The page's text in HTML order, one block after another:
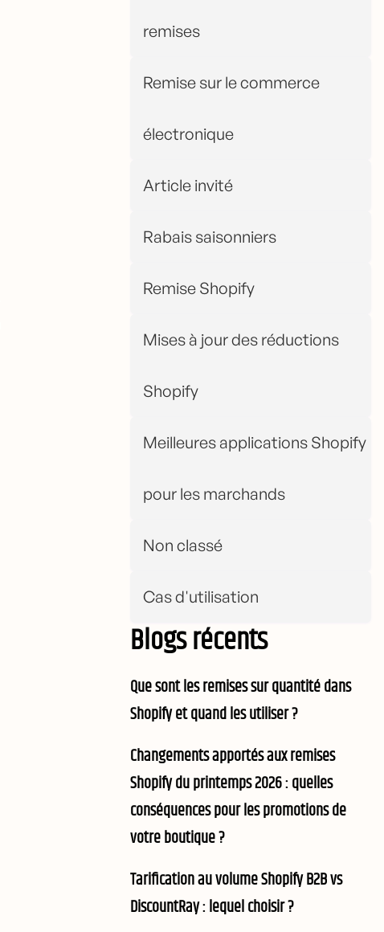
remises
Remise sur le commerce
électronique
Article invité
Rabais saisonniers
Remise Shopify
Mises à jour des réductions
Shopify
Meilleures applications Shopify
pour les marchands
Non classé
Cas d'utilisation
Blogs récents
Que sont les remises sur quantité dans
Shopify et quand les utiliser ?
Changements apportés aux remises
Shopify du printemps 2026 : quelles
conséquences pour les promotions de
votre boutique ?
Tarification au volume Shopify B2B vs
DiscountRay : lequel choisir ?